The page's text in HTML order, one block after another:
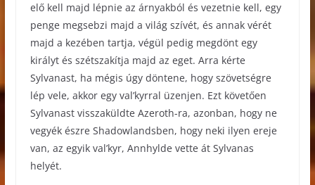
elő kell majd lépnie az árnyakból és vezetnie kell, egy
penge megsebzi majd a világ szívét, és annak vérét
majd a kezében tartja, végül pedig megdönt egy
királyt és szétszakítja majd az eget. Arra kérte
Sylvanast, ha mégis úgy döntene, hogy szövetségre
lép vele, akkor egy val’kyrral üzenjen. Ezt követően
Sylvanast visszaküldte Azeroth-ra, azonban, hogy ne
vegyék észre Shadowlandsben, hogy neki ilyen ereje
van, az egyik val’kyr, Annhylde vette át Sylvanas
helyét.